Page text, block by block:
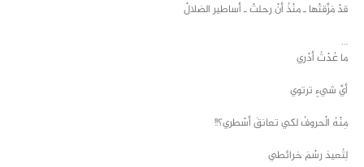
قدْ مَزَّقتْها ـ منْذُ أنْ رحلتْ ـ أساطير الضلالْ
…
ما عُدْتُ أدْري
أيَّ شيءٍ ترتوي
مِنْهُ الْحروفُ لكي تعانقَ أسْطري؟!!
لِتُعيدَ رسْمَ خرائطي